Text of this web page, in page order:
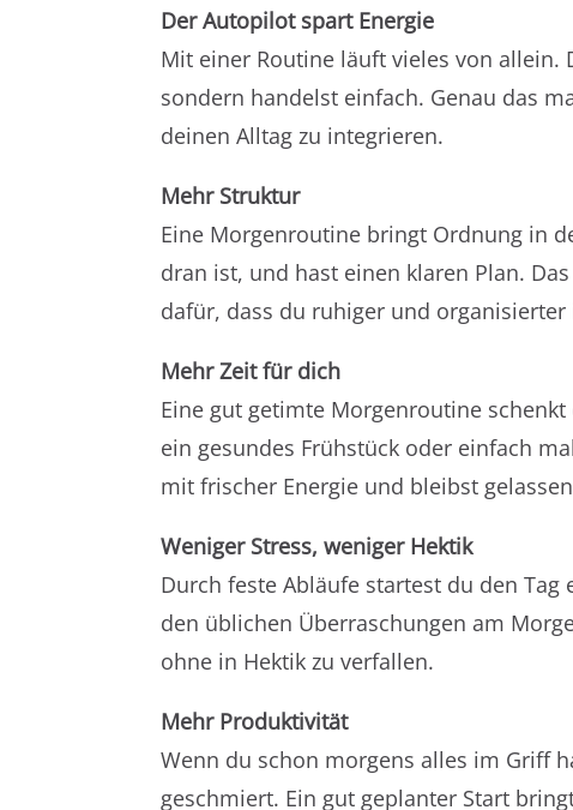
Der Autopilot spart Energie
Mit einer Routine läuft vieles von allein.
sondern handelst einfach. Genau das
deinen Alltag zu integrieren.
Mehr Struktur
Eine Morgenroutine bringt Ordnung in
dran ist, und hast einen klaren Plan.
dafür, dass du ruhiger und organisierter
Mehr Zeit für dich
Eine gut getimte Morgenroutine
ein gesundes Frühstück oder einfach
mit frischer Energie und bleibst
Weniger Stress, weniger Hektik
Durch feste Abläufe startest du den
den üblichen Überraschungen am
ohne in Hektik zu verfallen.
Mehr Produktivität
Wenn du schon morgens alles im Griff
geschmiert. Ein gut geplanter Start